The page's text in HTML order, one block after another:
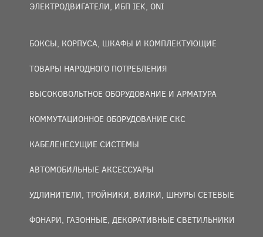
ЭЛЕКТРОДВИГАТЕЛИ, ИБП IEK, ONI
БОКСЫ, КОРПУСА, ШКАФЫ И КОМПЛЕКТУЮЩИЕ
ТОВАРЫ НАРОДНОГО ПОТРЕБЛЕНИЯ
ВЫСОКОВОЛЬТНОЕ ОБОРУДОВАНИЕ И АРМАТУРА
КОММУТАЦИОННОЕ ОБОРУДОВАНИЕ СКС
КАБЕЛЕНЕСУЩИЕ СИСТЕМЫ
АВТОМОБИЛЬНЫЕ АКСЕССУАРЫ
УДЛИНИТЕЛИ, ТРОЙНИКИ, ВИЛКИ, ШНУРЫ СЕТЕВЫЕ
ФОНАРИ, ГАЗОННЫЕ, ДЕКОРАТИВНЫЕ СВЕТИЛЬНИКИ